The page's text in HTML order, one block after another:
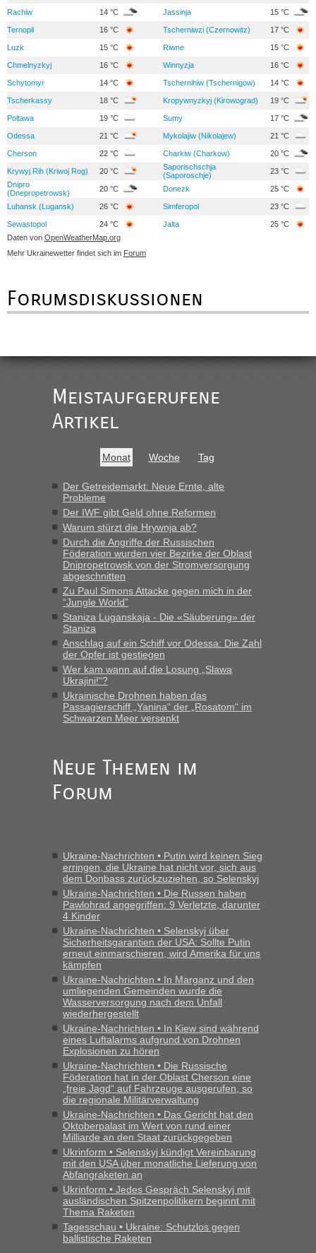
Rachiw 14 °C Jassinja 15 °C
Ternopil 16 °C Tscherniwzi (Czernowitz) 17 °C
Luzk 15 °C Riwne 15 °C
Chmelnyzkyj 16 °C Winnyzja 16 °C
Schytomyr 14 °C Tschernihiw (Tschernigow) 14 °C
Tscherkassy 18 °C Kropywnyzkyj (Kirowograd) 19 °C
Poltawa 19 °C Sumy 17 °C
Odessa 21 °C Mykolajiw (Nikolajew) 21 °C
Cherson 22 °C Charkiw (Charkow) 20 °C
Krywyj Rih (Kriwoj Rog) 20 °C
Saporischschja
(Saporoschje)
23 °C
Dnipro
(Dnepropetrowsk)
20 °C Donezk 25 °C
Luhansk (Lugansk) 26 °C Simferopol 23 °C
Sewastopol 24 °C Jalta
25 °C
Daten von OpenWeatherMap.org
Mehr Ukrainewetter findet sich im Forum
Forumsdiskussionen
Meistaufgerufene
Artikel
Monat Woche Tag
Der Getreidemarkt: Neue Ernte, alte
Probleme
Der IWF gibt Geld ohne Reformen
Warum stürzt die Hrywnja ab?
Durch die Angriffe der Russischen
Föderation wurden vier Bezirke der Oblast
Dnipropetrowsk von der Stromversorgung
abgeschnitten
Zu Paul Simons Attacke gegen mich in der
“Jungle World”
Staniza Luganskaja - Die «Säuberung» der
Staniza
Anschlag auf ein Schiff vor Odessa: Die Zahl
der Opfer ist gestiegen
Wer kam wann auf die Losung „Slawa
Ukrajini!“?
Ukrainische Drohnen haben das
Passagierschiff „Yanina“ der „Rosatom“ im
Schwarzen Meer versenkt
Neue Themen im
Forum
Ukraine-Nachrichten • Putin wird keinen Sieg
erringen, die Ukraine hat nicht vor, sich aus
dem Donbass zurückzuziehen, so Selenskyj
Ukraine-Nachrichten • Die Russen haben
Pawlohrad angegriffen: 9 Verletzte, darunter
4 Kinder
Ukraine-Nachrichten • Selenskyj über
Sicherheitsgarantien der USA: Sollte Putin
erneut einmarschieren, wird Amerika für uns
kämpfen
Ukraine-Nachrichten • In Marganz und den
umliegenden Gemeinden wurde die
Wasserversorgung nach dem Unfall
wiederhergestellt
Ukraine-Nachrichten • In Kiew sind während
eines Luftalarms aufgrund von Drohnen
Explosionen zu hören
Ukraine-Nachrichten • Die Russische
Föderation hat in der Oblast Cherson eine
„freie Jagd“ auf Fahrzeuge ausgerufen, so
die regionale Militärverwaltung
Ukraine-Nachrichten • Das Gericht hat den
Oktoberpalast im Wert von rund einer
Milliarde an den Staat zurückgegeben
Ukrinform • Selenskyj kündigt Vereinbarung
mit den USA über monatliche Lieferung von
Abfangraketen an
Ukrinform • Jedes Gespräch Selenskyj mit
ausländischen Spitzenpolitikern beginnt mit
Thema Raketen
Tagesschau • Ukraine: Schutzlos gegen
ballistische Raketen